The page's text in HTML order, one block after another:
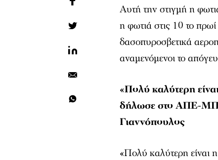
Αυτή την στιγμή η
η φωτιά στις 10 το
δασοπυροσβετικά
αναμενόμενοι το
«Πολύ καλύτερη
δήλωσε στοΑΠΕ-
Γιαννόπουλος
«Πολύ καλύτερη είναι